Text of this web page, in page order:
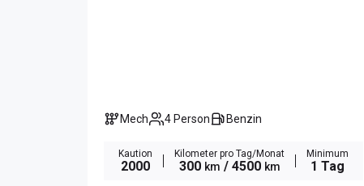
Mech 4 Person Benzin
Kaution
2000
Kilometer pro Tag/Monat
300 km / 4500 km
Minimum
1 Tag